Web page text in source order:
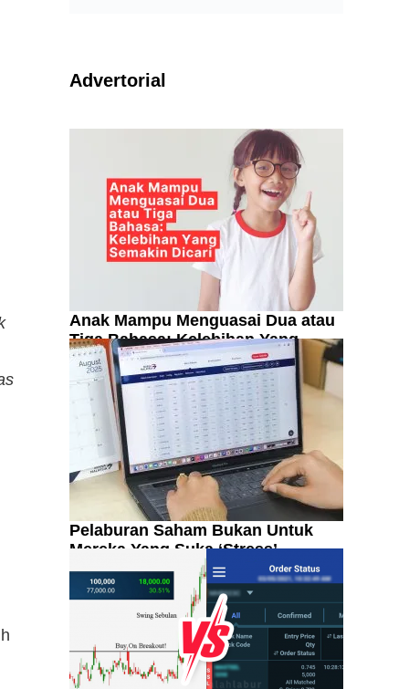
Advertorial
Anak Mampu Menguasai Dua atau
Tiga Bahasa: Kelebihan Yang
Semakin Dicari
Pelaburan Saham Bukan Untuk
Mereka Yang Suka ‘Stress’